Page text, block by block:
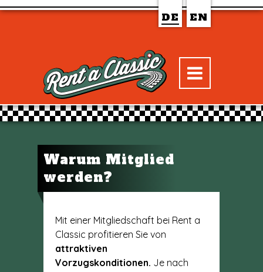
DE EN
Warum Mitglied
werden?
Mit einer Mitgliedschaft bei Rent a
Classic profitieren Sie von
attraktiven
Vorzugskonditionen. Je nach